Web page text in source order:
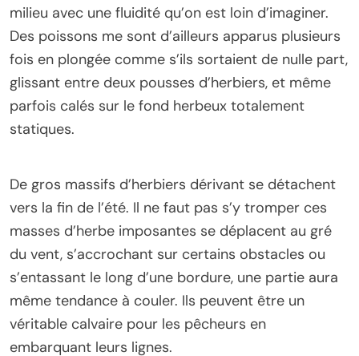
milieu avec une fluidité qu’on est loin d’imaginer.
Des poissons me sont d’ailleurs apparus plusieurs
fois en plongée comme s’ils sortaient de nulle part,
glissant entre deux pousses d’herbiers, et même
parfois calés sur le fond herbeux totalement
statiques.
De gros massifs d’herbiers dérivant se détachent
vers la fin de l’été. Il ne faut pas s’y tromper ces
masses d’herbe imposantes se déplacent au gré
du vent, s’accrochant sur certains obstacles ou
s’entassant le long d’une bordure, une partie aura
même tendance à couler. Ils peuvent être un
véritable calvaire pour les pêcheurs en
embarquant leurs lignes.